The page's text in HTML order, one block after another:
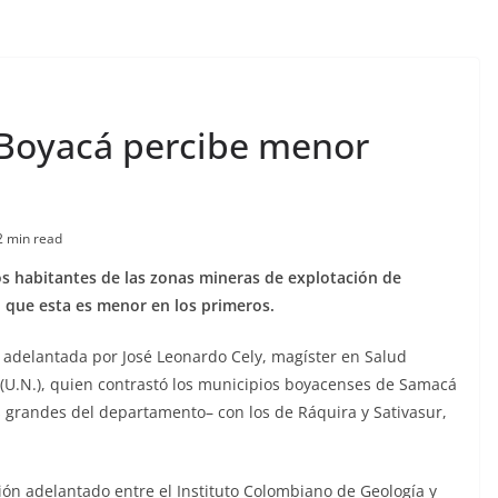
percibe menor
min read
habitantes de las zonas mineras de explotación de
esta es menor en los primeros.
por José Leonardo Cely, magíster en Salud
quien contrastó los municipios boyacenses de Samacá
del departamento– con los de Ráquira y Sativasur,
adelantado entre el Instituto Colombiano de Geología y